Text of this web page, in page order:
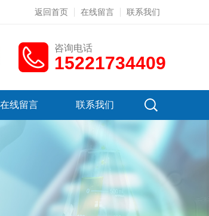
返回首页 在线留言 联系我们
咨询电话
15221734409
在线留言 联系我们